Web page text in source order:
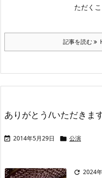
ただく
記事を読む
ありがとう/いただきま
 2014年5月29日  公演
 2024